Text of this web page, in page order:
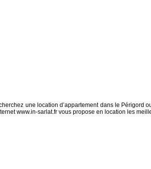
une location d’appartement dans le Périgord
www.in-sarlat.fr vous propose en location les